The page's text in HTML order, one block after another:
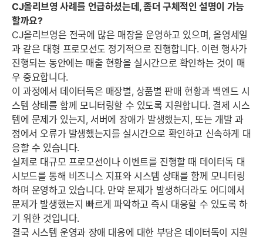
CJ올리브영 사례를 언급하셨는데, 좀더 구체적인 설명이 가능
할까요?
CJ올리브영은 전국에 많은 매장을 운영하고 있으며, 올영세일
과 같은 대형 프로모션도 정기적으로 진행합니다. 이런 행사가
진행되는 동안에는 매출 현황을 실시간으로 확인하는 것이 매
우 중요합니다.
이 과정에서 데이터독은 매장별, 상품별 판매 현황과 백엔드 시
스템 상태를 함께 모니터링할 수 있도록 지원합니다. 결제 시스
템에 문제가 있는지, 서버에 장애가 발생했는지, 또는 개발 과
정에서 오류가 발생했는지를 실시간으로 확인하고 신속하게 대
응할 수 있습니다.
실제로 대규모 프로모션이나 이벤트를 진행할 때 데이터독 대
시보드를 통해 비즈니스 지표와 시스템 상태를 함께 모니터링
하며 운영하고 있습니다. 만약 문제가 발생하더라도 어디에서
문제가 발생했는지 빠르게 파악하고 즉시 대응할 수 있도록 하
기 위한 것입니다.
결국 시스템 운영과 장애 대응에 대한 부담은 데이터독이 지원